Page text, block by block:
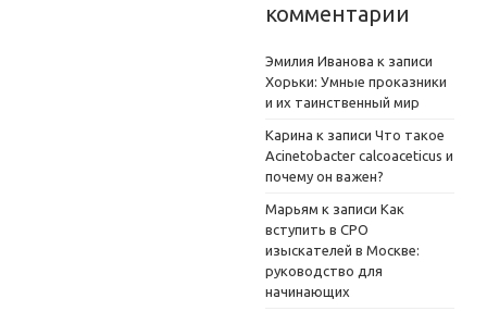
комментарии
Эмилия Иванова к записи
Хорьки: Умные проказники
и их таинственный мир
Карина к записи Что такое
Acinetobacter calcoaceticus и
почему он важен?
Марьям к записи Как
вступить в СРО
изыскателей в Москве:
руководство для
начинающих